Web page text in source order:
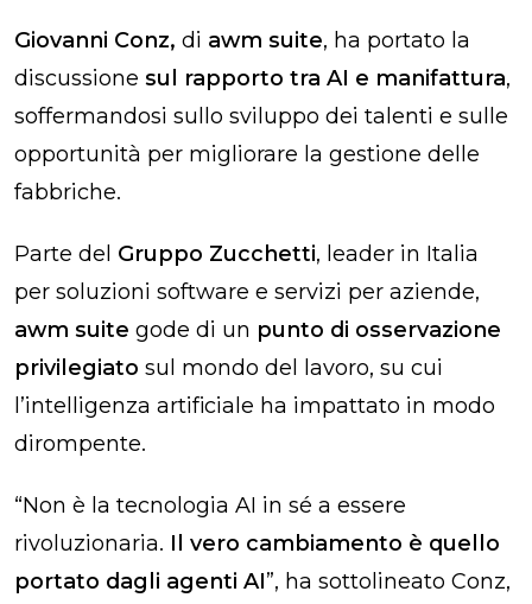
Giovanni Conz, di awm suite, ha portato la
discussione sul rapporto tra AI e manifattura,
soffermandosi sullo sviluppo dei talenti e sulle
opportunità per migliorare la gestione delle
fabbriche.
Parte del Gruppo Zucchetti, leader in Italia
per soluzioni software e servizi per aziende,
awm suite gode di un punto di osservazione
privilegiato sul mondo del lavoro, su cui
l’intelligenza artificiale ha impattato in modo
dirompente.
“Non è la tecnologia AI in sé a essere
rivoluzionaria. Il vero cambiamento è quello
portato dagli agenti AI”, ha sottolineato Conz,